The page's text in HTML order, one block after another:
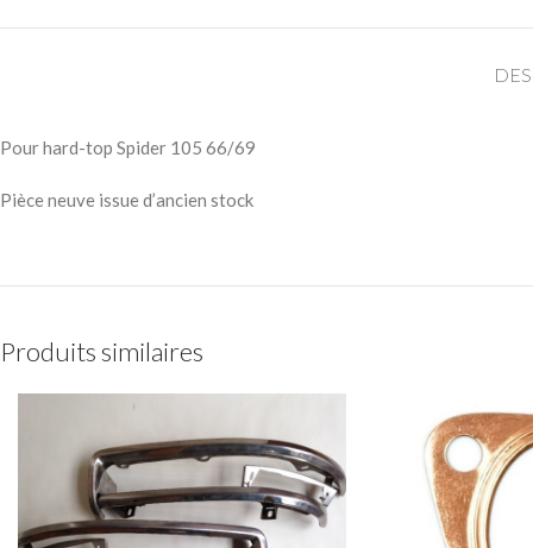
Pour hard-top Spider 105 66/69
Pièce neuve issue d’ancien stock
Produits similaires